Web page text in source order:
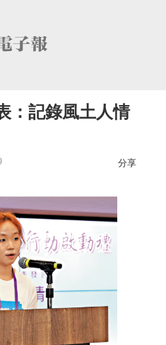
：記錄風土人情
分享